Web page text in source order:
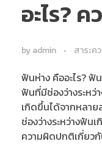
อะไร?
byadmin สาระค
ฟันห่าง คืออะไร?
ฟันที่มีช่องว่างระห
เกิดขึ้นได้จากหลาย
ช่องว่างระหว่างฟัน
ความผิดปกติเกี่ยว